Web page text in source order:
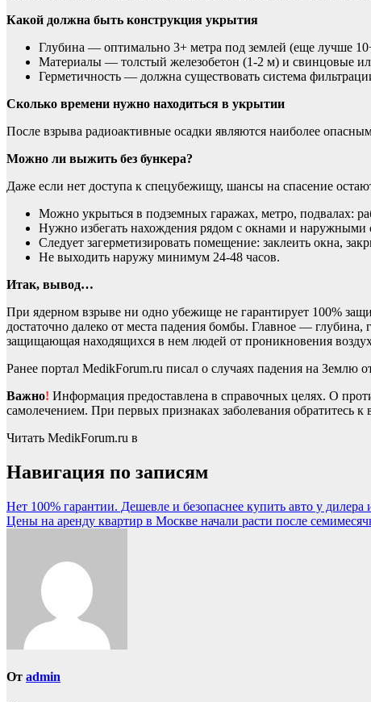
Какой должна быть конструкция укрытия
Глубина — оптимально 3+ метра под землей (еще лучше
Материалы — толстый железобетон (1-2 м) и свинцовые
Герметичность — должна существовать система
Сколько времени нужно находиться в укрытии
После взрыва радиоактивные осадки являются наиболее
Можно ли выжить без бункера?
Даже если нет доступа к спецубежищу, шансы на спасение
Можно укрыться в подземных гаражах, метро, подвалах:
Нужно избегать нахождения рядом с окнами и наружными
Следует загерметизировать помещение: заклеить окна,
Не выходить наружу минимум 24-48 часов.
Итак, вывод…
При ядерном взрыве ни одно убежище не гарантирует 100%
достаточно далеко от места падения бомбы. Главное —
защищающая находящихся в нем людей от проникновения
Ранее портал MedikForum.ru писал о случаях падения на Землю
Важно! Информация предоставлена в справочных целях. О
самолечением. При первых признаках заболевания обратитесь к
Читать MedikForum.ru в
Навигация по записям
Нет 100% гарантии. Дешевле и безопаснее купить авто у
Цены на аренду квартир в Москве начали расти после
От admin